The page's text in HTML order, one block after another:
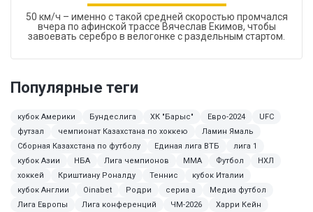
50 км/ч – именно с такой средней скоростью промчался
вчера по афинской трассе Вячеслав Екимов, чтобы
завоевать серебро в велогонке с раздельным стартом.
Популярные теги
кубок Америки Бундеслига ХК "Барыс" Евро-2024
UFC
футзал
чемпионат Казахстана по хоккею
Ламин Ямаль
Сборная Казахстана по футболу
Единая лига ВТБ
лига 1
кубок Азии
НБА Лига чемпионов ММА Футбол
НХЛ
хоккей
Криштиану Роналду Теннис
кубок Италии
кубок Англии
Oinabet Родри сериа а
Медиа футбол
Лига Европы
Лига конференций ЧМ-2026 Харри Кейн